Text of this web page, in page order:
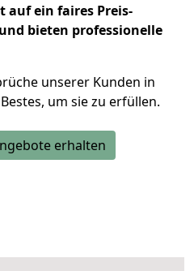
auf ein faires Preis-
bieten professionelle
unserer Kunden in
um sie zu erfüllen.
erhalten